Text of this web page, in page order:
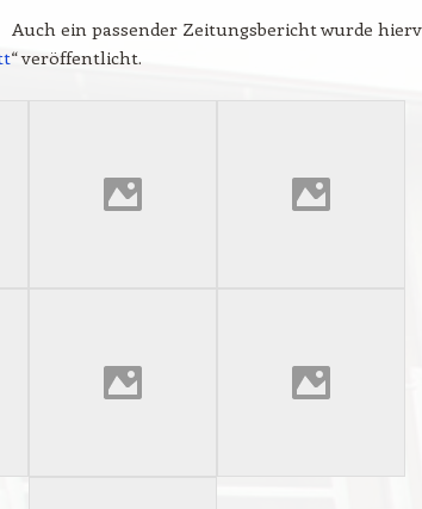
Auch ein passender Zeitungsbericht wurde
“ veröffentlicht.